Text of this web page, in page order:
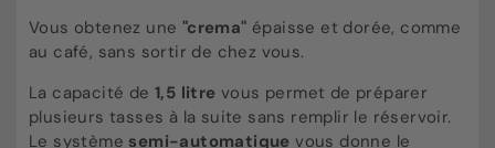
Vous obtenez une "crema" épaisse et dorée, comme
au café, sans sortir de chez vous.
La capacité de 1,5 litre vous permet de préparer
plusieurs tasses à la suite sans remplir le réservoir.
Le système semi-automatique vous donne le